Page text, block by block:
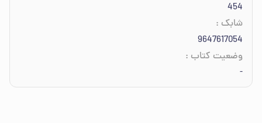
454
شابک :
9647617054
وضعیت کتاب :
-